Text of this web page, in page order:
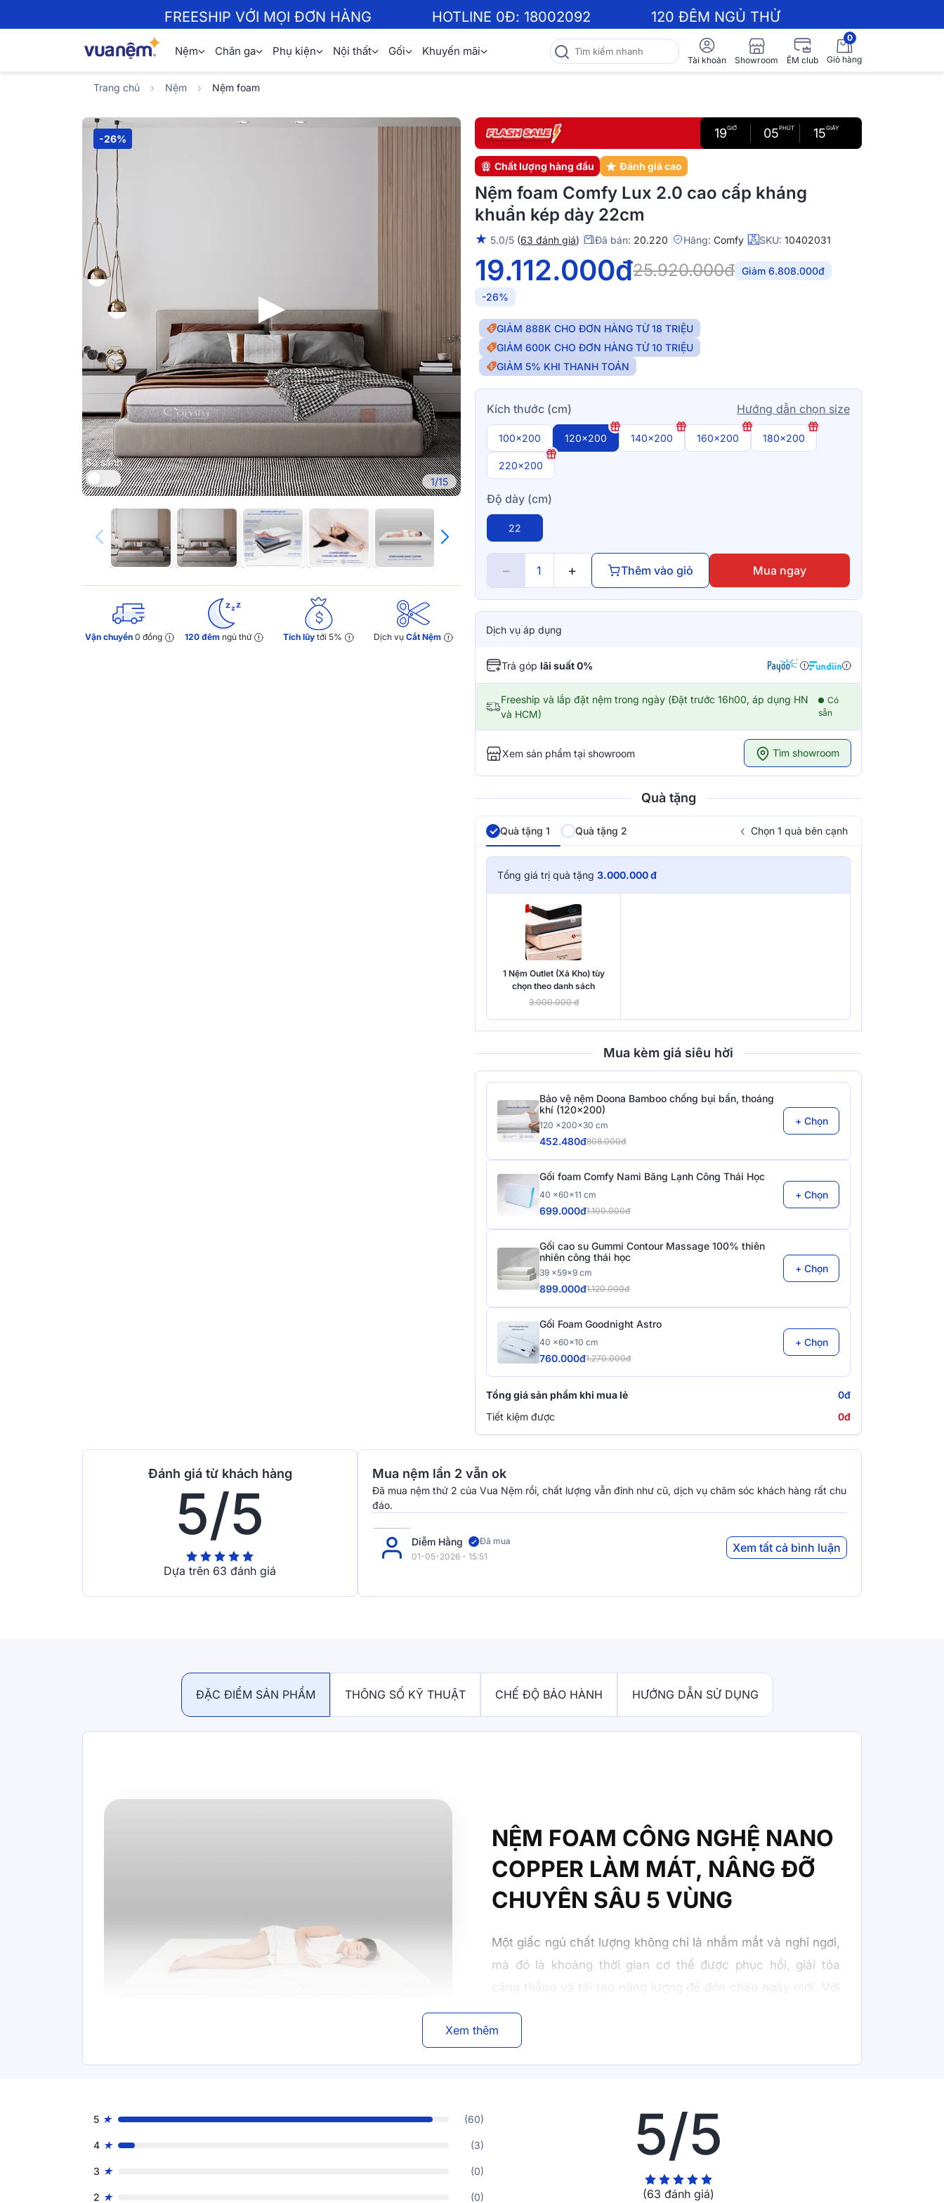
FREESHIP VỚI MỌI ĐƠN HÀNG HOTLINE 0Đ: 18002092 120 ĐÊM NGỦ THỬ
Nệm Chăn ga Phụ kiện Nội thất Gối Khuyến mãi
Tài khoản Showroom ÊM club
0
Giỏ hàng
Trang chủ Nệm Nệm foam
-26%
So sánh
1/15
▶
Vận chuyển0 đồng 120 đêm ngủ thử Tích lũy tới 5% Dịch vụCắt Nệm
19GIỜ 05PHÚT 14GIÂY
Chất lượng hàng đầu Đánh giá cao
Nệm foam Comfy Lux 2.0 cao cấp kháng
khuẩn kép dày 22cm
★ 5.0/5 (63 đánh giá) Đã bán: 20.220 Hãng: Comfy SKU: 10402031
19.112.000đ25.920.000đ Giảm 6.808.000đ
-26%
GIẢM 888K CHO ĐƠN HÀNG TỪ 18 TRIỆU
GIẢM 600K CHO ĐƠN HÀNG TỪ 10 TRIỆU
GIẢM 5% KHI THANH TOÁN
Kích thước (cm) Hướng dẫn chọn size
100x200 120x200 140x200 160x200 180x200
220x200
Độ dày (cm)
22
− + Thêm vào giỏ Mua ngay
Dịch vụ áp dụng
Trả góplãi suất 0%
Freeship và lắp đặt nệm trong ngày (Đặt trước 16h00, áp dụng HN
và HCM)
Có
sẵn
Xem sản phẩm tại showroom Tìm showroom
Quà tặng
Quà tặng 1 Quà tặng 2 Chọn 1 quà bên cạnh
Tổng giá trị quà tặng3.000.000 đ
1 Nệm Outlet (Xả Kho) tùy
chọn theo danh sách
3.000.000 đ
Mua kèm giá siêu hời
Bảo vệ nệm Doona Bamboo chống bụi bẩn, thoáng
khí (120x200)
120 x200x30 cm
452.480đ808.000đ
+ Chọn
Gối foam Comfy Nami Băng Lạnh Công Thái Học
40 x60x11 cm
699.000đ1.100.000đ
+ Chọn
Gối cao su Gummi Contour Massage 100% thiên
nhiên công thái học
39 x59x9 cm
899.000đ1.120.000đ
+ Chọn
Gối Foam Goodnight Astro
40 x60x10 cm
760.000đ1.270.000đ
+ Chọn
Tổng giá sản phẩm khi mua lẻ
0đ
Tiết kiệm được
0đ
Đánh giá từ khách hàng
5/5
Dựa trên 63 đánh giá
Mua nệm lần 2 vẫn ok
Đã mua nệm thứ 2 của Vua Nệm rồi, chất lượng vẫn đỉnh như cũ, dịch vụ chăm sóc khách hàng rất chu
đáo.
Diễm Hằng
Đã mua
01-05-2026 - 15:51
Xem tất cả bình luận
ĐẶC ĐIỂM SẢN PHẨM THÔNG SỐ KỸ THUẬT CHẾ ĐỘ BẢO HÀNH HƯỚNG DẪN SỬ DỤNG
NỆM FOAM CÔNG NGHỆ NANO
COPPER LÀM MÁT, NÂNG ĐỠ
CHUYÊN SÂU 5 VÙNG
Một giấc ngủ chất lượng không chỉ là nhắm mắt và nghỉ ngơi,
mà đó là khoảng thời gian cơ thể được phục hồi, giải tỏa
căng thẳng và tái tạo năng lượng để đón chào ngày mới. Với
khả năng nâng đỡ cơ thể hiệu quả cùng bề mặt vải thoáng
mát, Comfy Lux 2.0 mang đến cảm giác êm ái vừa đủ, không
Xem thêm
5 (60)
4 (3)
3 (0)
2 (0)
5/5
(63 đánh giá)